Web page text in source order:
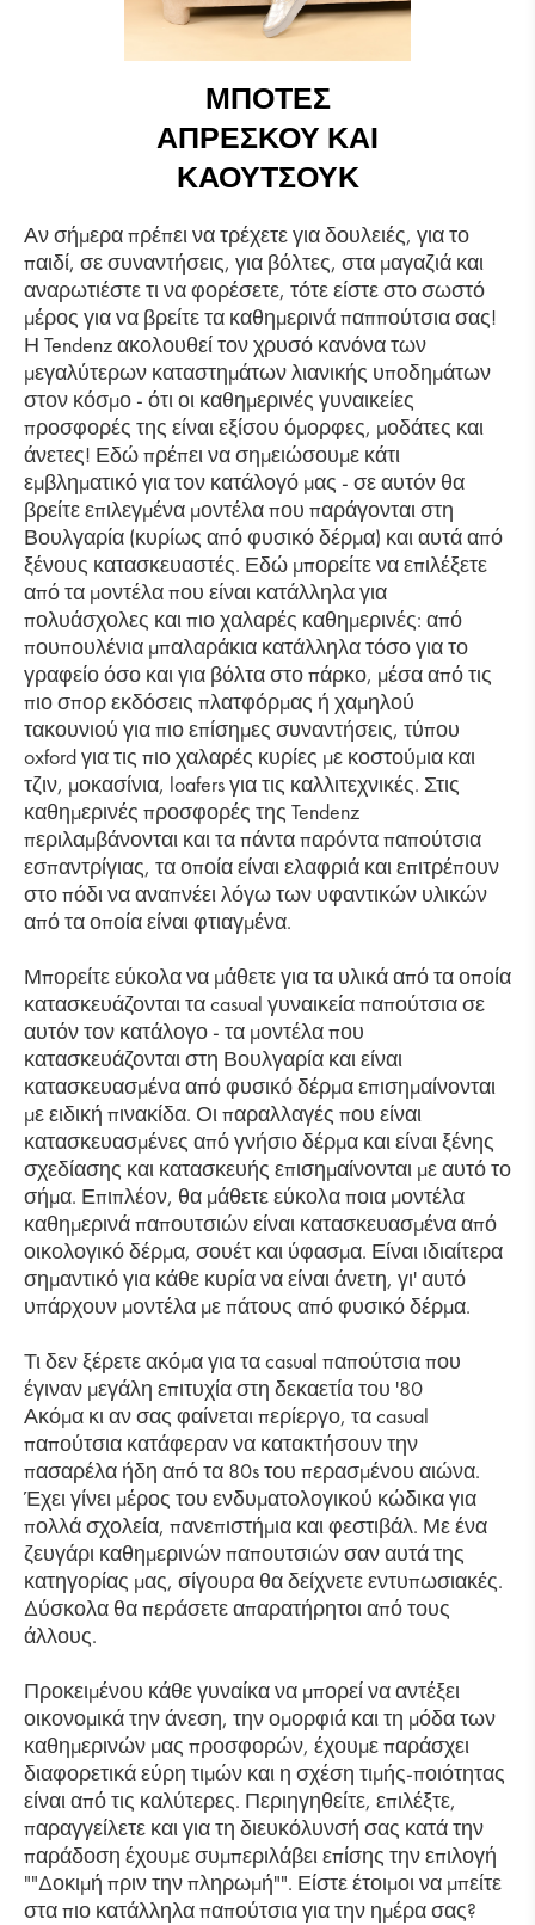
ΜΠΌΤΕΣ
ΑΠΡΈΣΚΟΥ ΚΑΙ
ΚΑΟΥΤΣΟΎΚ
Αν σήμερα πρέπει να τρέχετε για δουλειές, για το
παιδί, σε συναντήσεις, για βόλτες, στα μαγαζιά και
αναρωτιέστε τι να φορέσετε, τότε είστε στο σωστό
μέρος για να βρείτε τα καθημερινά παππούτσια σας!
Η Tendenz ακολουθεί τον χρυσό κανόνα των
μεγαλύτερων καταστημάτων λιανικής υποδημάτων
στον κόσμο - ότι οι καθημερινές γυναικείες
προσφορές της είναι εξίσου όμορφες, μοδάτες και
άνετες! Εδώ πρέπει να σημειώσουμε κάτι
εμβληματικό για τον κατάλογό μας - σε αυτόν θα
βρείτε επιλεγμένα μοντέλα που παράγονται στη
Βουλγαρία (κυρίως από φυσικό δέρμα) και αυτά από
ξένους κατασκευαστές. Εδώ μπορείτε να επιλέξετε
από τα μοντέλα που είναι κατάλληλα για
πολυάσχολες και πιο χαλαρές καθημερινές: από
πουπουλένια μπαλαράκια κατάλληλα τόσο για το
γραφείο όσο και για βόλτα στο πάρκο, μέσα από τις
πιο σπορ εκδόσεις πλατφόρμας ή χαμηλού
τακουνιού για πιο επίσημες συναντήσεις, τύπου
oxford για τις πιο χαλαρές κυρίες με κοστούμια και
τζιν, μοκασίνια, loafers για τις καλλιτεχνικές. Στις
καθημερινές προσφορές της Tendenz
περιλαμβάνονται και τα πάντα παρόντα παπούτσια
εσπαντρίγιας, τα οποία είναι ελαφριά και επιτρέπουν
στο πόδι να αναπνέει λόγω των υφαντικών υλικών
από τα οποία είναι φτιαγμένα.
Μπορείτε εύκολα να μάθετε για τα υλικά από τα οποία
κατασκευάζονται τα casual γυναικεία παπούτσια σε
αυτόν τον κατάλογο - τα μοντέλα που
κατασκευάζονται στη Βουλγαρία και είναι
κατασκευασμένα από φυσικό δέρμα επισημαίνονται
με ειδική πινακίδα. Οι παραλλαγές που είναι
κατασκευασμένες από γνήσιο δέρμα και είναι ξένης
σχεδίασης και κατασκευής επισημαίνονται με αυτό το
σήμα. Επιπλέον, θα μάθετε εύκολα ποια μοντέλα
καθημερινά παπουτσιών είναι κατασκευασμένα από
οικολογικό δέρμα, σουέτ και ύφασμα. Είναι ιδιαίτερα
σημαντικό για κάθε κυρία να είναι άνετη, γι' αυτό
υπάρχουν μοντέλα με πάτους από φυσικό δέρμα.
Τι δεν ξέρετε ακόμα για τα casual παπούτσια που
έγιναν μεγάλη επιτυχία στη δεκαετία του '80
Ακόμα κι αν σας φαίνεται περίεργο, τα casual
παπούτσια κατάφεραν να κατακτήσουν την
πασαρέλα ήδη από τα 80s του περασμένου αιώνα.
Έχει γίνει μέρος του ενδυματολογικού κώδικα για
πολλά σχολεία, πανεπιστήμια και φεστιβάλ. Με ένα
ζευγάρι καθημερινών παπουτσιών σαν αυτά της
κατηγορίας μας, σίγουρα θα δείχνετε εντυπωσιακές.
Δύσκολα θα περάσετε απαρατήρητοι από τους
άλλους.
Προκειμένου κάθε γυναίκα να μπορεί να αντέξει
οικονομικά την άνεση, την ομορφιά και τη μόδα των
καθημερινών μας προσφορών, έχουμε παράσχει
διαφορετικά εύρη τιμών και η σχέση τιμής-ποιότητας
είναι από τις καλύτερες. Περιηγηθείτε, επιλέξτε,
παραγγείλετε και για τη διευκόλυνσή σας κατά την
παράδοση έχουμε συμπεριλάβει επίσης την επιλογή
""Δοκιμή πριν την πληρωμή"". Είστε έτοιμοι να μπείτε
στα πιο κατάλληλα παπούτσια για την ημέρα σας?